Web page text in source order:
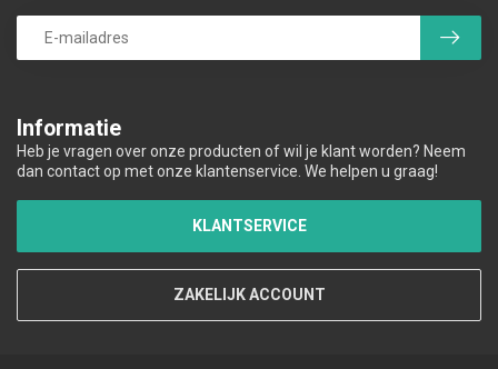
Informatie
Heb je vragen over onze producten of wil je klant worden? Neem
dan contact op met onze klantenservice. We helpen u graag!
KLANTSERVICE
ZAKELIJK ACCOUNT